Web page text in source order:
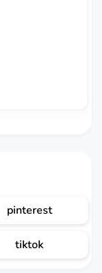
pinterest
tiktok